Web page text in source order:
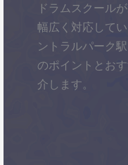
ドラムスクール
幅広く対応して
ントラルパーク
のポイントとお
介します。